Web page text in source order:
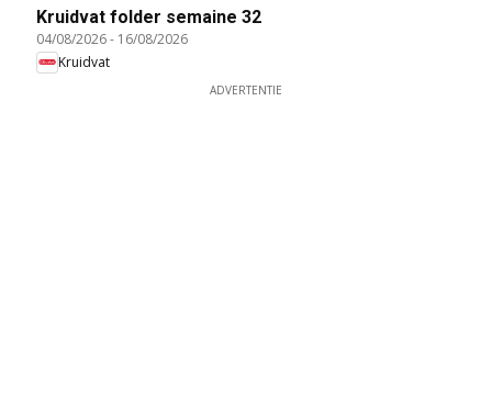
Kruidvat folder semaine 32
04/08/2026- 16/08/2026
Kruidvat
ADVERTENTIE